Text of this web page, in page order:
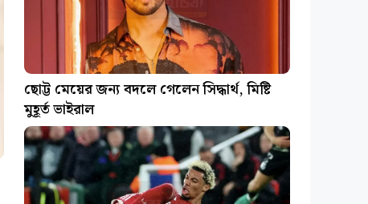
ছোট্ট মেয়ের জন্য বদলে গেলেন সিদ্ধার্থ, মিষ্টি
মুহূর্ত ভাইরাল